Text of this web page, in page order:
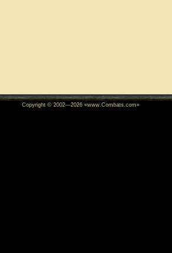
Copyright © 2002—2026«www.Combats.com»